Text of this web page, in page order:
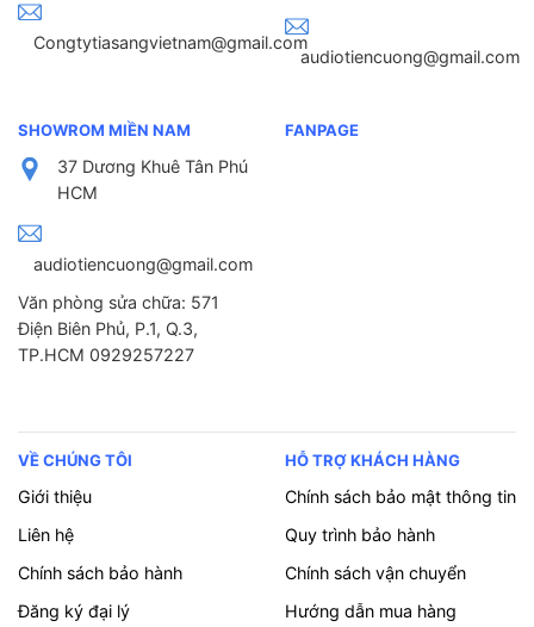
Congtytiasangvietnam@gmail.com
audiotiencuong@gmail.com
SHOWROM MIỀN NAM
37 Dương Khuê Tân Phú
HCM
audiotiencuong@gmail.com
Văn phòng sửa chữa: 571
Điện Biên Phủ, P.1, Q.3,
TP.HCM 0929257227
FANPAGE
VỀ CHÚNG TÔI
Giới thiệu
Liên hệ
Chính sách bảo hành
Đăng ký đại lý
HỖ TRỢ KHÁCH HÀNG
Chính sách bảo mật thông tin
Quy trình bảo hành
Chính sách vận chuyển
Hướng dẫn mua hàng